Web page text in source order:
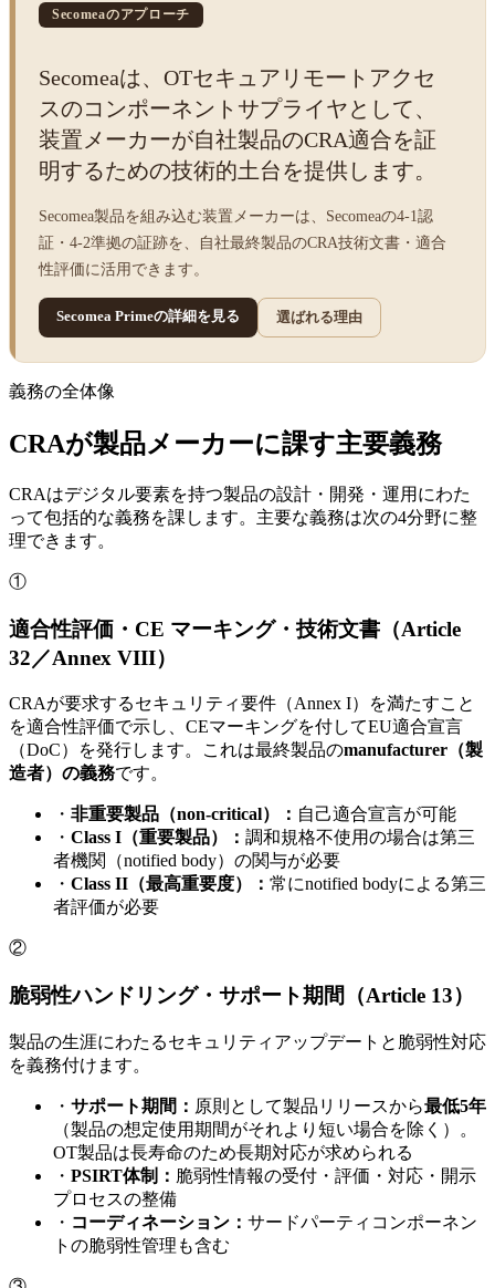
Secomeaのアプローチ
Secomeaは、OTセキュアリモートアクセ
スのコンポーネントサプライヤとして、
装置メーカーが自社製品のCRA適合を証
明するための技術的土台を提供します。
Secomea製品を組み込む装置メーカーは、Secomeaの4-1認
証・4-2準拠の証跡を、自社最終製品のCRA技術文書・適合
性評価に活用できます。
Secomea Primeの詳細を見る 選ばれる理由
義務の全体像
CRAが製品メーカーに課す主要義務
CRAはデジタル要素を持つ製品の設計・開発・運用にわた
って包括的な義務を課します。主要な義務は次の4分野に整
理できます。
①
適合性評価・CE マーキング・技術文書（Article
32／Annex VIII）
CRAが要求するセキュリティ要件（Annex I）を満たすこと
を適合性評価で示し、CEマーキングを付してEU適合宣言
（DoC）を発行します。これは最終製品のmanufacturer（製
造者）の義務です。
・ 非重要製品（non-critical）： 自己適合宣言が可能
・ Class I（重要製品）： 調和規格不使用の場合は第三
者機関（notified body）の関与が必要
・ Class II（最高重要度）： 常にnotified bodyによる第三
者評価が必要
②
脆弱性ハンドリング・サポート期間（Article 13）
製品の生涯にわたるセキュリティアップデートと脆弱性対応
を義務付けます。
・ サポート期間： 原則として製品リリースから最低5年
（製品の想定使用期間がそれより短い場合を除く）。
OT製品は長寿命のため長期対応が求められる
・ PSIRT体制： 脆弱性情報の受付・評価・対応・開示
プロセスの整備
・ コーディネーション： サードパーティコンポーネン
トの脆弱性管理も含む